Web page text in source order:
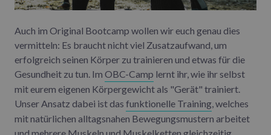
Auch im Original Bootcamp wollen wir euch genau dies
vermitteln: Es braucht nicht viel Zusatzaufwand, um
erfolgreich seinen Körper zu trainieren und etwas für die
Gesundheit zu tun. Im OBC-Camp lernt ihr, wie ihr selbst
mit eurem eigenen Körpergewicht als "Gerät" trainiert.
Unser Ansatz dabei ist das funktionelle Training, welches
mit natürlichen alltagsnahen Bewegungsmustern arbeitet